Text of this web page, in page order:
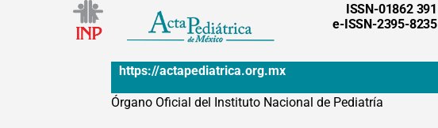
ISSN-01862 391
e-ISSN-2395-8235
https://actapediatrica.org.mx
Órgano Oficial del Instituto Nacional de Pediatría